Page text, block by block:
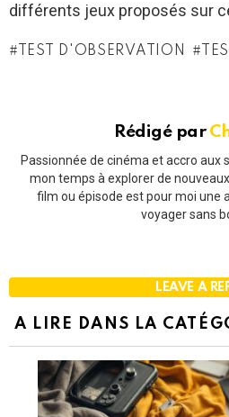
différents jeux proposés sur
TEST D'OBSERVATION
Rédigé par
Passionnée de cinéma et accro aux
mon temps à explorer de
film ou épisode est pour moi une
voyager sans
LEAVE A
A LIRE DANS LA